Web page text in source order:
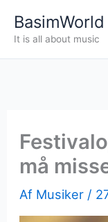
BasimWorld
It is all about music
må
Af Musiker /